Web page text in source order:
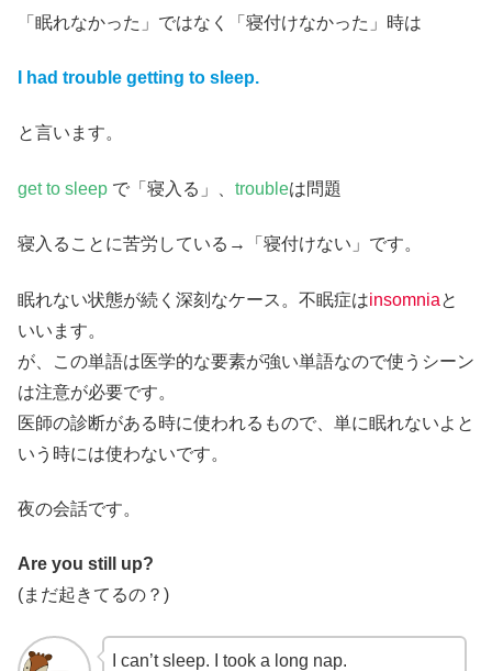
「眠れなかった」ではなく「寝付けなかった」時は
I had trouble getting to sleep.
と言います。
get to sleep で「寝入る」、 troubleは問題
寝入ることに苦労している→「寝付けない」です。
眠れない状態が続く深刻なケース。不眠症はinsomniaと
いいます。
が、この単語は医学的な要素が強い単語なので使うシーン
は注意が必要です。
医師の診断がある時に使われるもので、単に眠れないよと
いう時には使わないです。
夜の会話です。
Are you still up?
(まだ起きてるの？)
I can’t sleep. I took a long nap.